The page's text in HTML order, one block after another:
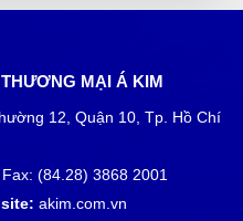
với giá tiền.
MẠI Á KIM
12, Quận 10, Tp. Hồ Chí
(84.28) 3868 2001
akim.com.vn